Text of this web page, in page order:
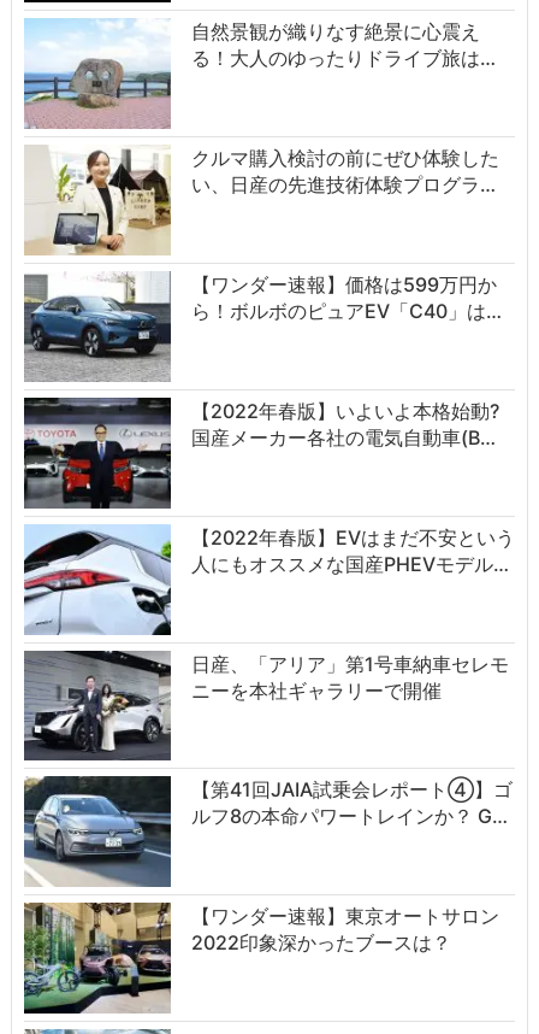
自然景観が織りなす絶景に心震え
る！大人のゆったりドライブ旅は…
クルマ購入検討の前にぜひ体験した
い、日産の先進技術体験プログラ…
【ワンダー速報】価格は599万円か
ら！ボルボのピュアEV「C40」は…
【2022年春版】いよいよ本格始動?
国産メーカー各社の電気自動車(B…
【2022年春版】EVはまだ不安という
人にもオススメな国産PHEVモデル…
日産、「アリア」第1号車納車セレモ
ニーを本社ギャラリーで開催
【第41回JAIA試乗会レポート④】ゴ
ルフ8の本命パワートレインか？ G…
【ワンダー速報】東京オートサロン
2022印象深かったブースは？